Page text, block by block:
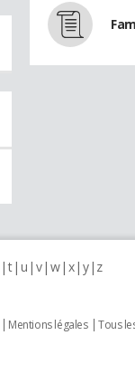
t u v w x y z
Mentions légales Tous